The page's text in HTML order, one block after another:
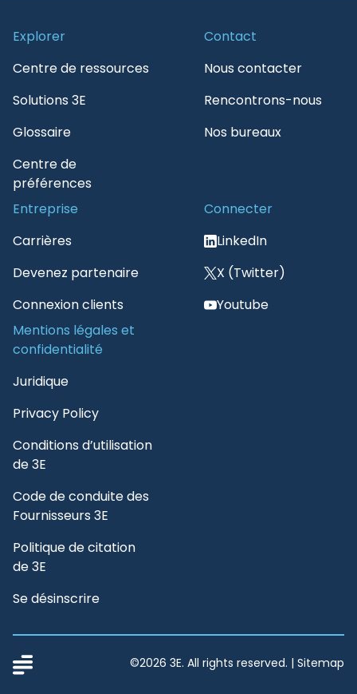
Explorer
Centre de ressources
Solutions 3E
Glossaire
Centre de
préférences
Contact
Nous contacter
Rencontrons-nous
Nos bureaux
Entreprise
Carrières
Devenez partenaire
Connexion clients
Connecter
LinkedIn
X (Twitter)
Youtube
Mentions légales et
confidentialité
Juridique
Privacy Policy
Conditions d’utilisation
de 3E
Code de conduite des
Fournisseurs 3E
Politique de citation
de 3E
Se désinscrire
©2026 3E. All rights reserved. | Sitemap